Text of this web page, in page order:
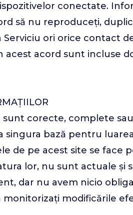
conectate.
nu reproduceți,
ori orice contact
acord sunt incluse
corecte, complete
bază pentru
de pe acest site se face
lor, nu sunt actuale
dar nu avem nicio
modificările